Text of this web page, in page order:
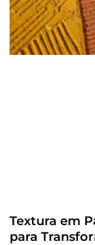
Textura em
para